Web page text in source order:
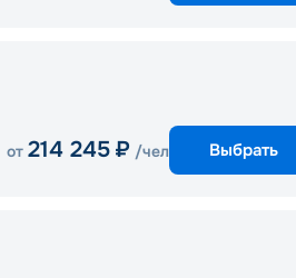
от 214 245 ₽ /чел Выбрать